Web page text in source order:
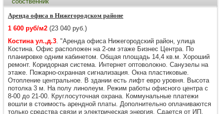
Аренда офиса в Нижегородском районе
1 600 руб/м2 (23 040 руб.)
Костина ул.,д.3. "Аренда офиса Нижегородский район, улица
Костина. Офис расположен на 2-ом этаже Бизнес Центра. По
планировке одним кабинетом. Общая площадь 14,4 кв.м. Хороший
ремонт. Коридорная система. Интернет оптоволокно. Санузелы на
этаже. Пожарно-охранная сигнализация. Окна пластиковые.
Отопление центральное. В здании есть лифт евро уровня. Высота
потолка 3 м. На полу линолеум. Режим работы офисного центра с
8-00 до 21-00. Круглосуточная охрана. Коммунальные платежи
вошли в стоимость арендной платы. Дополнительно оплачиваются
только средства связи и электрическая энергия. Сдается от ИП.